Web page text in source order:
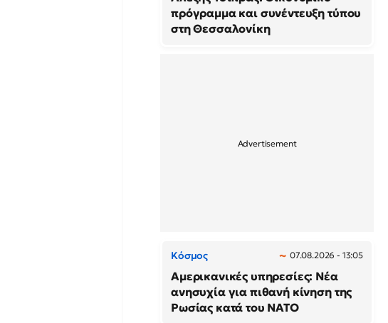
πρόγραμμα και συνέντευξη τύπου
στη Θεσσαλονίκη
Κόσμος 07.08.2026 - 13:05
Αμερικανικές υπηρεσίες: Νέα
ανησυχία για πιθανή κίνηση της
Ρωσίας κατά του ΝΑΤΟ